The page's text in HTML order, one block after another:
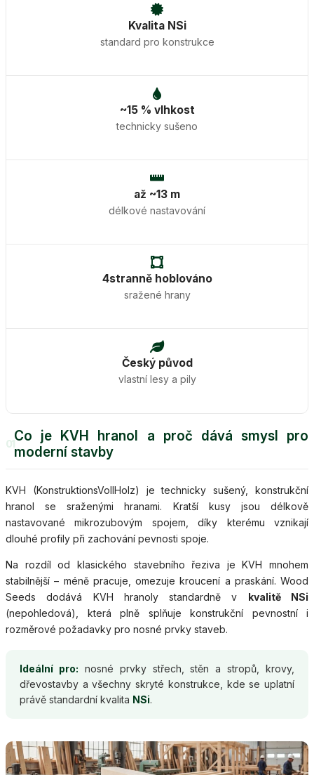
Kvalita NSi
standard pro konstrukce
~15 % vlhkost
technicky sušeno
až ~13 m
délkové nastavování
4stranně hoblováno
sražené hrany
Český původ
vlastní lesy a pily
01Co je KVH hranol a proč dává smysl pro
moderní stavby
KVH (KonstruktionsVollHolz) je technicky sušený, konstrukční
hranol se sraženými hranami. Kratší kusy jsou délkově
nastavované mikrozubovým spojem, díky kterému vznikají
dlouhé profily při zachování pevnosti spoje.
Na rozdíl od klasického stavebního řeziva je KVH mnohem
stabilnější – méně pracuje, omezuje kroucení a praskání. Wood
Seeds dodává KVH hranoly standardně v kvalitě NSi
(nepohledová), která plně splňuje konstrukční pevnostní i
rozměrové požadavky pro nosné prvky staveb.
Ideální pro: nosné prvky střech, stěn a stropů, krovy,
dřevostavby a všechny skryté konstrukce, kde se uplatní
právě standardní kvalita NSi.